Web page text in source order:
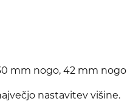
mm nogo, 42 mm nogo
nastavitev višine.